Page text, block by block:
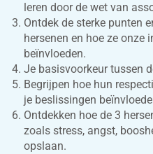
leren door de wet van
Ontdek de sterke punten
hersenen en hoe ze onze
beïnvloeden.
Je basisvoorkeur tussen
Begrijpen hoe hun
je beslissingen
Ontdekken hoe de 3
zoals stress, angst,
opslaan.